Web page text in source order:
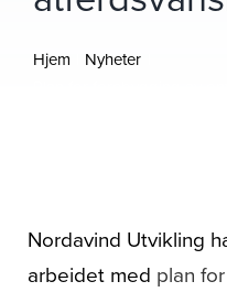
Tjenester
Om oss
Hjem
Nyheter
Nordavind Utvikling
arbeidet med plan